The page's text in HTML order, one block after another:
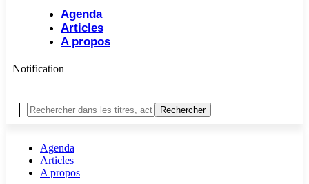
Agenda
Articles
A propos
Notification
Agenda
Articles
A propos